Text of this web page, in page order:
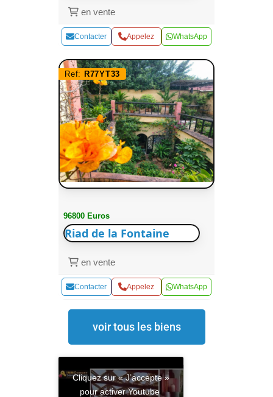
en vente
Contacter Appelez WhatsApp
Ref: R77YT33
96800 Euros
Riad de la Fontaine
en vente
Contacter Appelez WhatsApp
voir tous les biens
Cliquez sur « J’accepte »
pour activer Youtube